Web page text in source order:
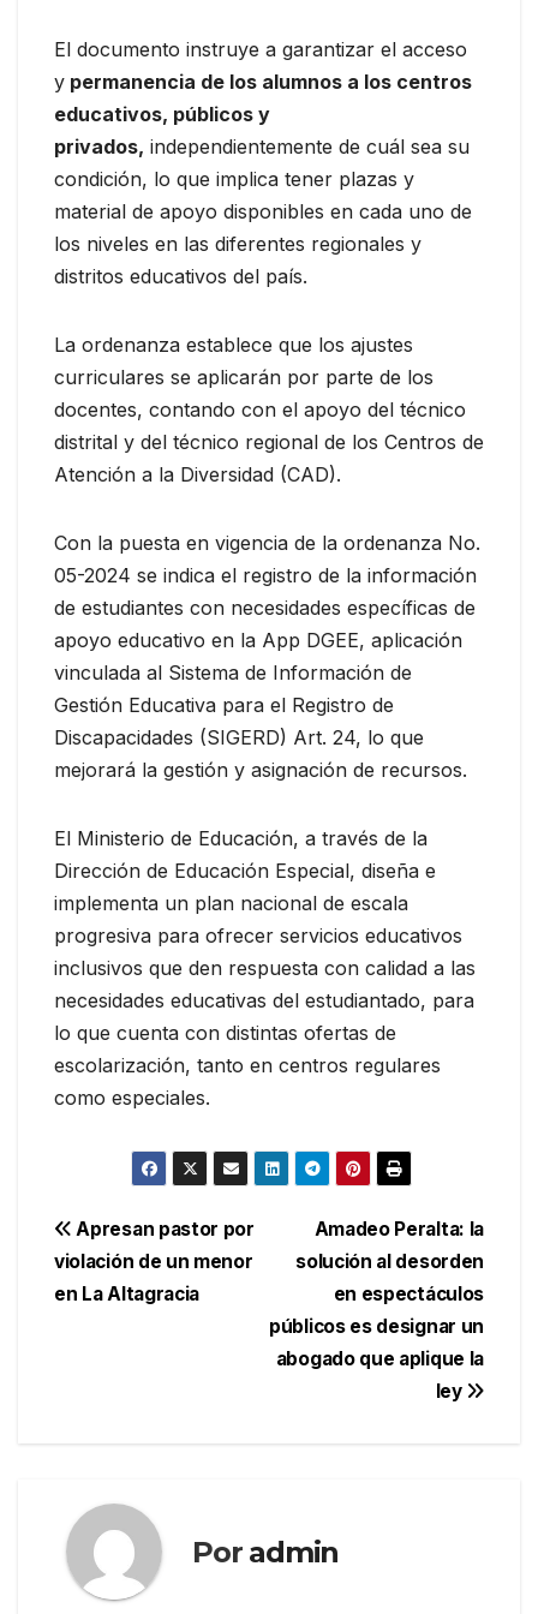
El documento instruye a garantizar el acceso
y permanencia de los alumnos a los centros
educativos, públicos y
privados, independientemente de cuál sea su
condición, lo que implica tener plazas y
material de apoyo disponibles en cada uno de
los niveles en las diferentes regionales y
distritos educativos del país.
La ordenanza establece que los ajustes
curriculares se aplicarán por parte de los
docentes, contando con el apoyo del técnico
distrital y del técnico regional de los Centros de
Atención a la Diversidad (CAD).
Con la puesta en vigencia de la ordenanza No.
05-2024 se indica el registro de la información
de estudiantes con necesidades específicas de
apoyo educativo en la App DGEE, aplicación
vinculada al Sistema de Información de
Gestión Educativa para el Registro de
Discapacidades (SIGERD) Art. 24, lo que
mejorará la gestión y asignación de recursos.
El Ministerio de Educación, a través de la
Dirección de Educación Especial, diseña e
implementa un plan nacional de escala
progresiva para ofrecer servicios educativos
inclusivos que den respuesta con calidad a las
necesidades educativas del estudiantado, para
lo que cuenta con distintas ofertas de
escolarización, tanto en centros regulares
como especiales.
Navegación
de
Amadeo Peralta: la
solución al desorden
en espectáculos
públicos es designar un
abogado que aplique la
ley
Apresan pastor por
violación de un menor
en La Altagracia
Por admin